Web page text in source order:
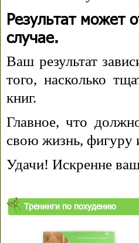
Результат может
случае.
Ваш результат
того, насколько
книг.
Главное, что
свою жизнь, фигуру
Удачи! Искренне
Тренинги по похудению